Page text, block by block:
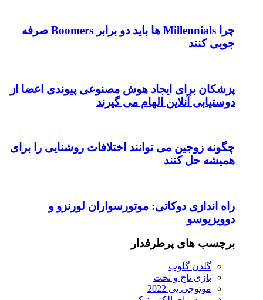
چرا Millennials ها باید دو برابر Boomers صرفه
جویی کنند
پزشکان برای ایجاد هوش مصنوعی پیوندی اعضا از
دوستیابی آنلاین الهام می گیرند
چگونه زوجین می توانند اختلافات روشنایی را برای
همیشه حل کنند
راه اندازی دوکاتی: موتورسواران لورنزو و
دوویزیوسو
برچسب های پرطرفدار
گلدن گلوب
بازی تاج و تخت
موتوجی پی 2022